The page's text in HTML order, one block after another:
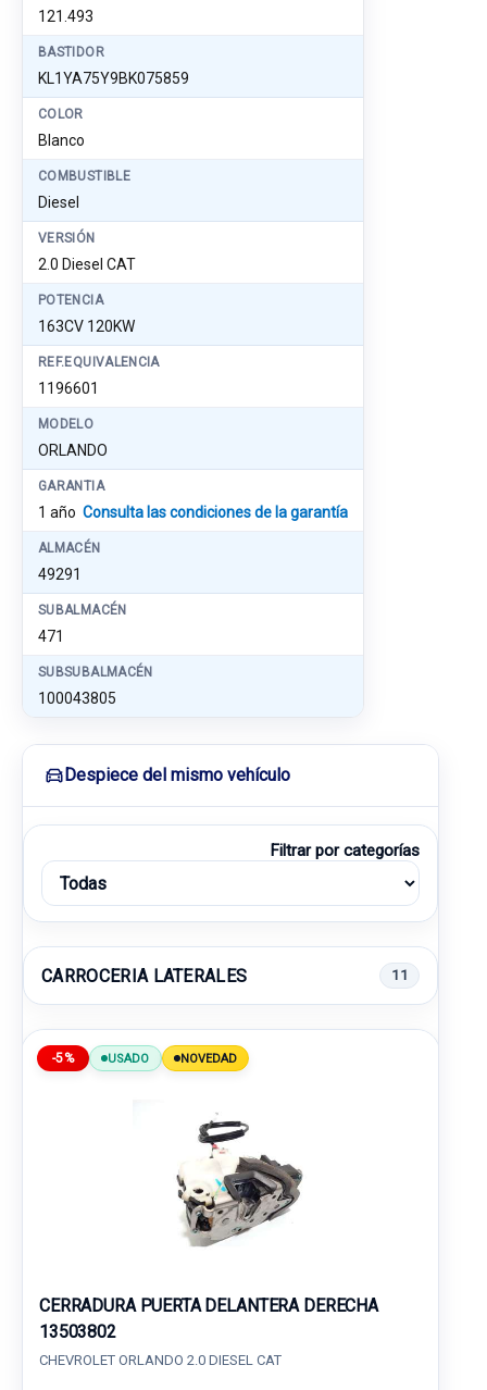
121.493
BASTIDOR
KL1YA75Y9BK075859
COLOR
Blanco
COMBUSTIBLE
Diesel
VERSIÓN
2.0 Diesel CAT
POTENCIA
163CV 120KW
REF.EQUIVALENCIA
1196601
MODELO
ORLANDO
GARANTIA
1 año Consulta las condiciones de la garantía
ALMACÉN
49291
SUBALMACÉN
471
SUBSUBALMACÉN
100043805
Despiece del mismo vehículo
Filtrar por categorías
CARROCERIA LATERALES 11
-5% USADO NOVEDAD
CERRADURA PUERTA DELANTERA DERECHA
13503802
CHEVROLET ORLANDO 2.0 DIESEL CAT